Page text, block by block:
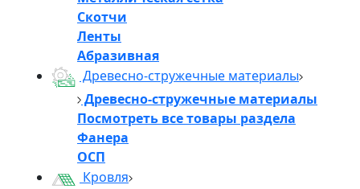
Скотчи
Ленты
Абразивная
Древесно-стружечные материалы
Древесно-стружечные материалы
Посмотреть все товары раздела
Фанера
ОСП
Кровля